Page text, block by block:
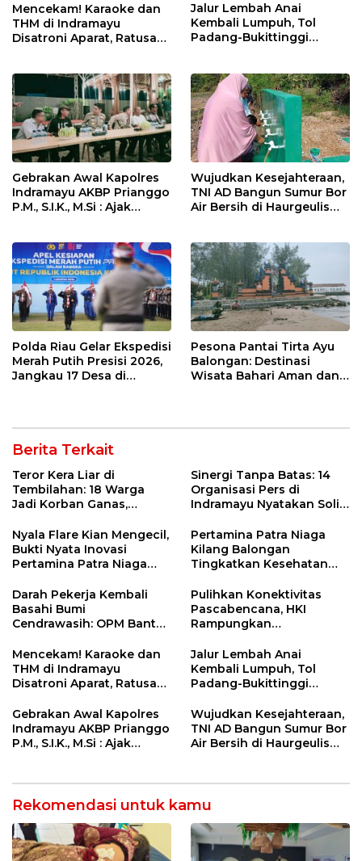
Mencekam! Karaoke dan
THM di Indramayu
Disatroni Aparat, Ratusan
Jalur Lembah Anai
Kembali Lumpuh, Tol
Padang-Bukittinggi
Gebrakan Awal Kapolres
Indramayu AKBP Prianggo
P.M., S.I.K., M.Si : Ajak
Wujudkan Kesejahteraan,
TNI AD Bangun Sumur Bor
Air Bersih di Haurgeulis
Polda Riau Gelar Ekspedisi
Merah Putih Presisi 2026,
Jangkau 17 Desa di
Pesona Pantai Tirta Ayu
Balongan: Destinasi
Wisata Bahari Aman dan
Berita Terkait
Teror Kera Liar di
Tembilahan: 18 Warga
Jadi Korban Ganas,
12 Jahitan!
Sinergi Tanpa Batas: 14
Organisasi Pers di
Indramayu Nyatakan Solid
Nyala Flare Kian Mengecil,
Bukti Nyata Inovasi
Pertamina Patra Niaga
Net Zero Emission 2060
Pertamina Patra Niaga
Kilang Balongan
Tingkatkan Kesehatan
Pemeriksaan Kesehatan
Rutin dan Edukasi
Perawatan Gigi
Darah Pekerja Kembali
Basahi Bumi
Cendrawasih: OPM Bantai
di Tolikara!
Pulihkan Konektivitas
Pascabencana, HKI
Rampungkan
Lembah Anai dan Malalak
Mencekam! Karaoke dan
THM di Indramayu
Disatroni Aparat, Ratusan
Dites Urine!
Jalur Lembah Anai
Kembali Lumpuh, Tol
Padang-Bukittinggi
Strategis
Gebrakan Awal Kapolres
Indramayu AKBP Prianggo
P.M., S.I.K., M.Si : Ajak
Wujudkan Kesejahteraan,
TNI AD Bangun Sumur Bor
Air Bersih di Haurgeulis
Rekomendasi untuk kamu